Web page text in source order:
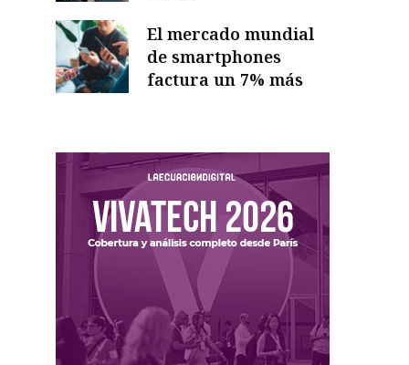
El mercado mundial
de smartphones
factura un 7% más